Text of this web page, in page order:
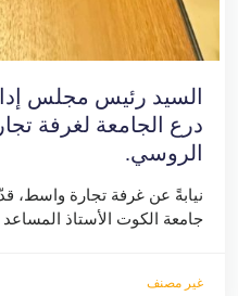
السيد رئيس مجلس
درع الجامعة لغرفة
الروسي.
نيابةً عن غرفة تجارة واسط، قدّم السيد رئيس مجلس إدارة
جامعة الكوت الأستاذ
غير مصنف